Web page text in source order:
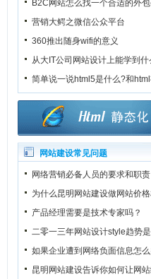
B2C网站怎么找一个合适的外包
营销大鳄之微信公众平台
360推出随身wifi的意义
从大IT公司网站设计上能学到什
简单说一说html5是什么?和html
网站建设常见问题
网络营销必备人员的要求和职责
为什么昆明网站建设做网站价格
产品经理需要是技术专家吗？
二零一三年网站设计style趋势
如果企业遭到网络负面信息怎么
昆明网站建设告诉你如何让网